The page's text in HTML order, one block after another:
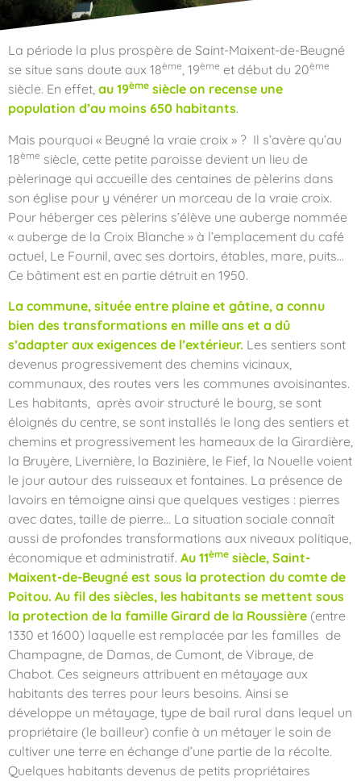
La période la plus prospère de Saint-Maixent-de-Beugné
se situe sans doute aux 18ème, 19ème et début du 20ème
siècle. En effet, au 19ème siècle on recense une
population d’au moins 650 habitants.
Mais pourquoi « Beugné la vraie croix » ? Il s’avère qu’au
18ème siècle, cette petite paroisse devient un lieu de
pèlerinage qui accueille des centaines de pèlerins dans
son église pour y vénérer un morceau de la vraie croix.
Pour héberger ces pèlerins s’élève une auberge nommée
« auberge de la Croix Blanche » à l’emplacement du café
actuel, Le Fournil, avec ses dortoirs, étables, mare, puits…
Ce bâtiment est en partie détruit en 1950.
La commune, située entre plaine et gâtine, a connu
bien des transformations en mille ans et a dû
s’adapter aux exigences de l’extérieur. Les sentiers sont
devenus progressivement des chemins vicinaux,
communaux, des routes vers les communes avoisinantes.
Les habitants, après avoir structuré le bourg, se sont
éloignés du centre, se sont installés le long des sentiers et
chemins et progressivement les hameaux de la Girardière,
la Bruyère, Livernière, la Bazinière, le Fief, la Nouelle voient
le jour autour des ruisseaux et fontaines. La présence de
lavoirs en témoigne ainsi que quelques vestiges : pierres
avec dates, taille de pierre… La situation sociale connaît
aussi de profondes transformations aux niveaux politique,
économique et administratif. Au 11ème siècle, Saint-
Maixent-de-Beugné est sous la protection du comte de
Poitou. Au fil des siècles, les habitants se mettent sous
la protection de la famille Girard de la Roussière (entre
1330 et 1600) laquelle est remplacée par les familles de
Champagne, de Damas, de Cumont, de Vibraye, de
Chabot. Ces seigneurs attribuent en métayage aux
habitants des terres pour leurs besoins. Ainsi se
développe un métayage, type de bail rural dans lequel un
propriétaire (le bailleur) confie à un métayer le soin de
cultiver une terre en échange d’une partie de la récolte.
Quelques habitants devenus de petits propriétaires